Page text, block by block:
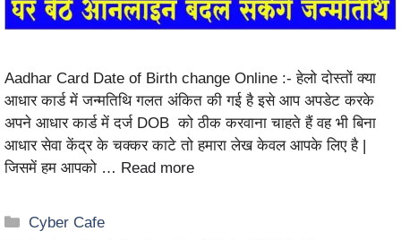
Aadhar Card Date of Birth change Online :- हेलो दोस्तों क्या
आधार कार्ड में जन्मतिथि गलत अंकित की गई है इसे आप अपडेट करके
अपने आधार कार्ड में दर्ज DOB को ठीक करवाना चाहते हैं वह भी बिना
आधार सेवा केंद्र के चक्कर काटे तो हमारा लेख केवल आपके लिए है |
जिसमें हम आपको … Read more
Cyber Cafe